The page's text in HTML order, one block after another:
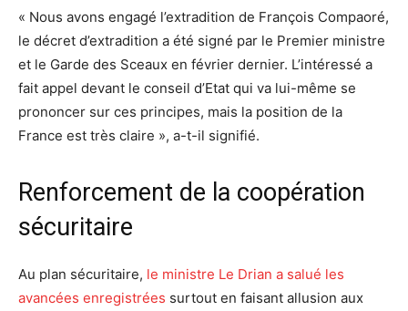
« Nous avons engagé l’extradition de François Compaoré,
le décret d’extradition a été signé par le Premier ministre
et le Garde des Sceaux en février dernier. L’intéressé a
fait appel devant le conseil d’Etat qui va lui-même se
prononcer sur ces principes, mais la position de la
France est très claire », a-t-il signifié.
Renforcement de la coopération
sécuritaire
Au plan sécuritaire, le ministre Le Drian a salué les
avancées enregistrées surtout en faisant allusion aux